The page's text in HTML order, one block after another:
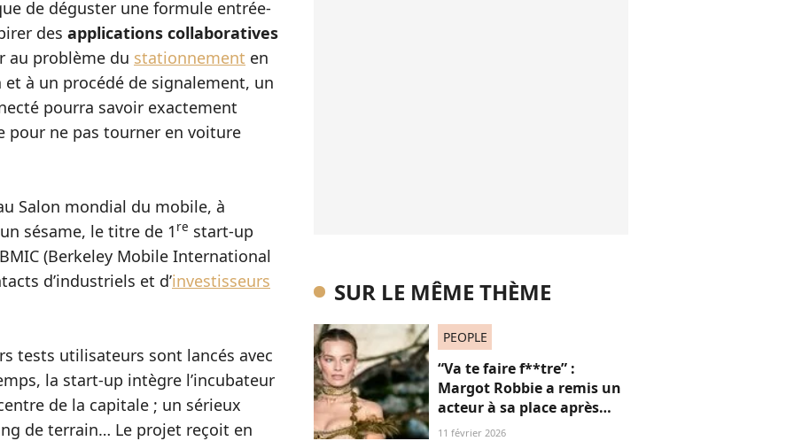
de déguster une formule entrée-
des applications collaboratives
au problème du stationnement en
à un procédé de signalement, un
pourra savoir exactement
pour ne pas tourner en voiture
Salon mondial du mobile, à
sésame, le titre de 1 re start-up
(Berkeley Mobile International
d’industriels et d’investisseurs
tests utilisateurs sont lancés avec
la start-up intègre l’incubateur
de la capitale ; un sérieux
de terrain… Le projet reçoit en
SUR LE MÊME THÈME
PEOPLE
“Va te faire f**tre” :
Margot Robbie a remis un
acteur à sa place après
qu’il lui a conseillé de
11 février 2026